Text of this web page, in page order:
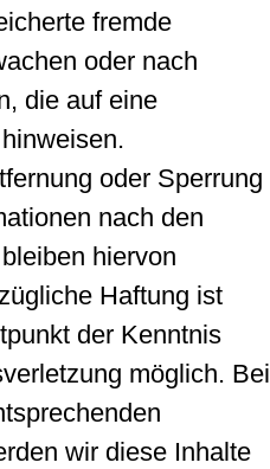
fremde
oder nach
die auf eine
oder Sperrung
nach den
hiervon
Haftung ist
der Kenntnis
möglich. Bei
wir diese Inhalte